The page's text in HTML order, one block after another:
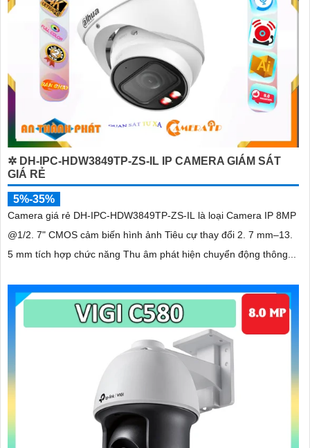
✲ DH-IPC-HDW3849TP-ZS-IL IP CAMERA GIÁM SÁT
GIÁ RẺ
5%-35%
Camera giá rẻ DH-IPC-HDW3849TP-ZS-IL là loại Camera IP 8MP
@1/2. 7" CMOS cảm biến hình ảnh Tiêu cự thay đổi 2. 7 mm–13.
5 mm tích hợp chức năng Thu âm phát hiện chuyển động thông...